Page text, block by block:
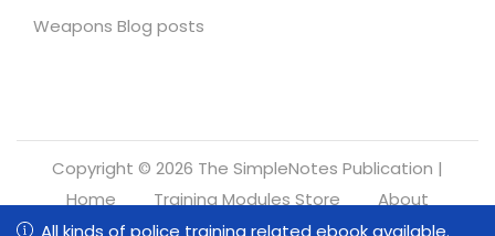
All kinds of police training related ebook available.
Weapons Blog posts
Copyright © 2026 The SimpleNotes Publication |
Home
Training Modules Store
About
Refund and Returns Policy
All kinds of police training related ebook available.